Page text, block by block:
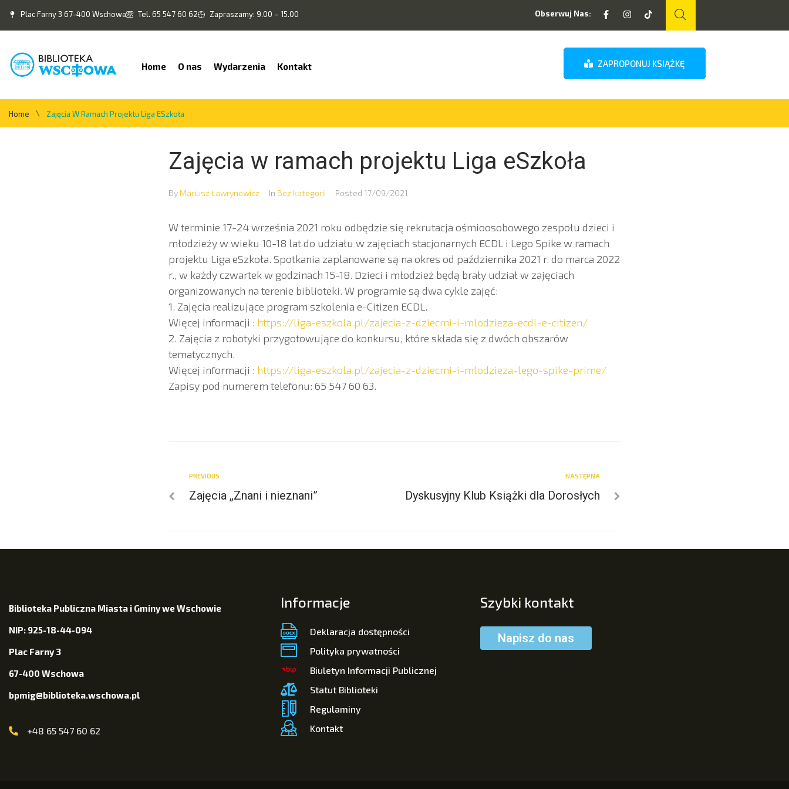
Plac Farny 3 67-400 Wschowa Tel. 65 547 60 62 Zapraszamy: 9.00 – 15.00 Obserwuj Nas:
Home O nas Wydarzenia Kontakt ZAPROPONUJ KSIĄŻKĘ
Home \ Zajęcia W Ramach Projektu Liga ESzkoła
Zajęcia w ramach projektu Liga eSzkoła
By Mariusz Ławrynowicz In Bez kategorii Posted 17/09/2021
W terminie 17-24 września 2021 roku odbędzie się rekrutacja ośmioosobowego zespołu dzieci i
młodzieży w wieku 10-18 lat do udziału w zajęciach stacjonarnych ECDL i Lego Spike w ramach
projektu Liga eSzkoła. Spotkania zaplanowane są na okres od października 2021 r. do marca 2022
r., w każdy czwartek w godzinach 15-18. Dzieci i młodzież będą brały udział w zajęciach
organizowanych na terenie biblioteki. W programie są dwa cykle zajęć:
1. Zajęcia realizujące program szkolenia e-Citizen ECDL.
Więcej informacji : https://liga-eszkola.pl/zajecia-z-dziecmi-i-mlodzieza-ecdl-e-citizen/
2. Zajęcia z robotyki przygotowujące do konkursu, które składa się z dwóch obszarów
tematycznych.
Więcej informacji : https://liga-eszkola.pl/zajecia-z-dziecmi-i-mlodzieza-lego-spike-prime/
Zapisy pod numerem telefonu: 65 547 60 63.
PREVIOUS
Zajęcia „Znani i nieznani”
NASTĘPNA
Dyskusyjny Klub Książki dla Dorosłych
Biblioteka Publiczna Miasta i Gminy we Wschowie
NIP: 925-18-44-094
Plac Farny 3
67-400 Wschowa
bpmig@biblioteka.wschowa.pl
+48 65 547 60 62
Informacje
Deklaracja dostępności
Polityka prywatności
Biuletyn Informacji Publicznej
Statut Biblioteki
Regulaminy
Kontakt
Szybki kontakt
Napisz do nas